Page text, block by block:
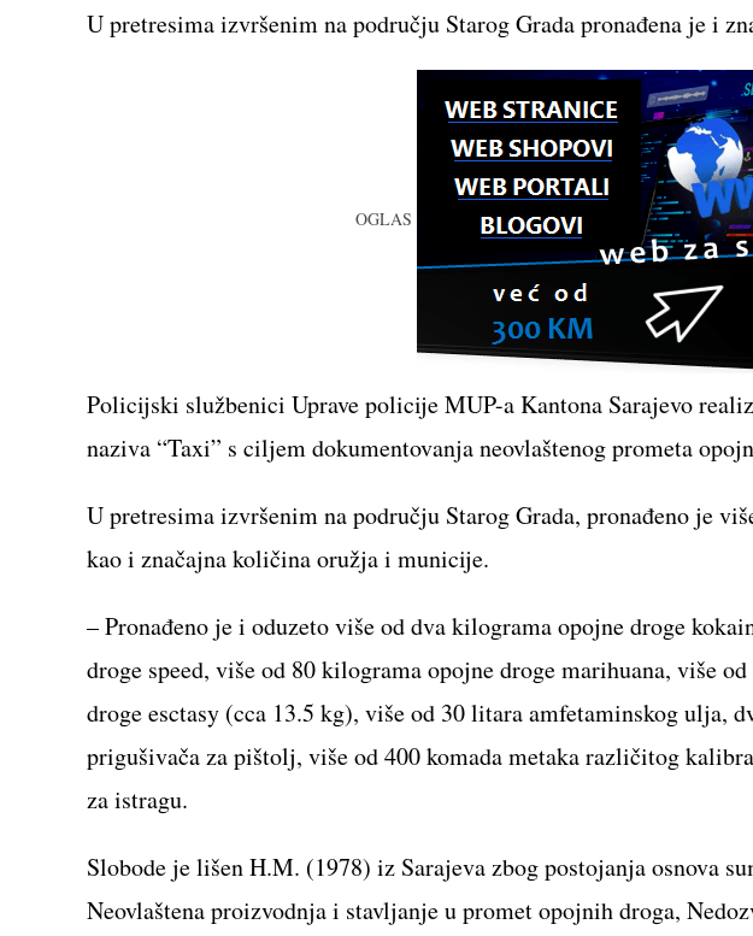
U pretresima izvršenim na području Starog Grada pronađena je i
OGLAS
Policijski službenici Uprave policije MUP-a Kantona Sarajevo
naziva “Taxi” s ciljem dokumentovanja neovlaštenog prometa
U pretresima izvršenim na području Starog Grada, pronađeno je
kao i značajna količina oružja i municije.
– Pronađeno je i oduzeto više od dva kilograma opojne droge
droge speed, više od 80 kilograma opojne droge marihuana, više
droge esctasy (cca 13.5 kg), više od 30 litara amfetaminskog ulja,
prigušivača za pištolj, više od 400 komada metaka različitog
za istragu.
Slobode je lišen H.M. (1978) iz Sarajeva zbog postojanja osnova
Neovlaštena proizvodnja i stavljanje u promet opojnih droga,